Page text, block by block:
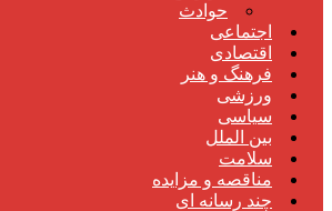
حوادث
اجتماعی
اقتصادی
فرهنگ و هنر
ورزشی
سیاسی
بین الملل
سلامت
مناقصه و مزایده
چند رسانه ای